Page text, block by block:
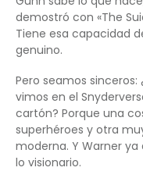
demostró con «The
Tiene esa capacidad
genuino.
Pero seamos
vimos en el
cartón? Porque una
superhéroes y otra
moderna. Y Warner
lo visionario.